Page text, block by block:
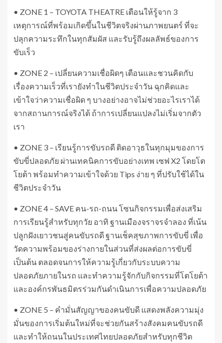
• ZONE 1 – TOYOTA THEATRE เตือนให้รู้จาก 3
เหตุการณ์ที่พร้อมเกิดขึ้นในชีวิตจริงผ่านภาพยนตร์ ที่จะ
ปลุกความระทึกในทุกสัมผัส และรับรู้ถึงผลลัพธ์ของการ
ขับเร็ว
• ZONE 2 – เปลี่ยนความเชื่อผิดๆ เตือนและชวนคิดกับ
เรื่องความเร็วที่เรายังทำในชีวิตประจำวัน ฉุกคิดและ
เข้าใจว่าความเชื่อผิด ๆ บางอย่างอาจไม่ช่วยอะไรเราได้
จากสถานการณ์จริงได้ ถ้าการเปลี่ยนแปลงไม่เริ่มจากตัว
เรา
• ZONE 3 – เรียนรู้การขับรถดี ติดอาวุธในทุกมุมของการ
ขับขี่ปลอดภัย ผ่านเทคนิคการขับอย่างเทพ เซฟ X2 โดยโต
โยต้า พร้อมทำความเข้าใจด้วย Tips ง่าย ๆ ที่ปรับใช้ได้ใน
ชีวิตประจำวัน
• ZONE 4 – SAVE คน-รถ-ถนน โซนกิจกรรมเพื่อส่งเสริม
การเรียนรู้สำหรับทุกวัย อาทิ ฐานเมืองจราจรจำลอง ที่เน้น
ปลูกฝังเยาวชนสู่คนขับรถดี ฐานเช็คสุขภาพการขับขี่ เพื่อ
วัดความพร้อมของร่างกายในส่วนที่ส่งผลต่อการขับขี่
เป็นต้น ตลอดจนการให้ความรู้เกี่ยวกับระบบความ
ปลอดภัยภายในรถ และทำความรู้จักกับกิจกรรมที่โตโยต้า
และองค์กรพันธมิตรร่วมกันดำเนินการเพื่อความปลอดภัย
• ZONE 5 – คำมั่นสัญญาของคนขับดี แสดงพลังความมุ่ง
มั่นของการเริ่มต้นใหม่ที่จะช่วยกันสร้างสังคมคนขับรถดี
และทำให้ถนนในประเทศไทยปลอดภัยสำหรับทุกชีวิต